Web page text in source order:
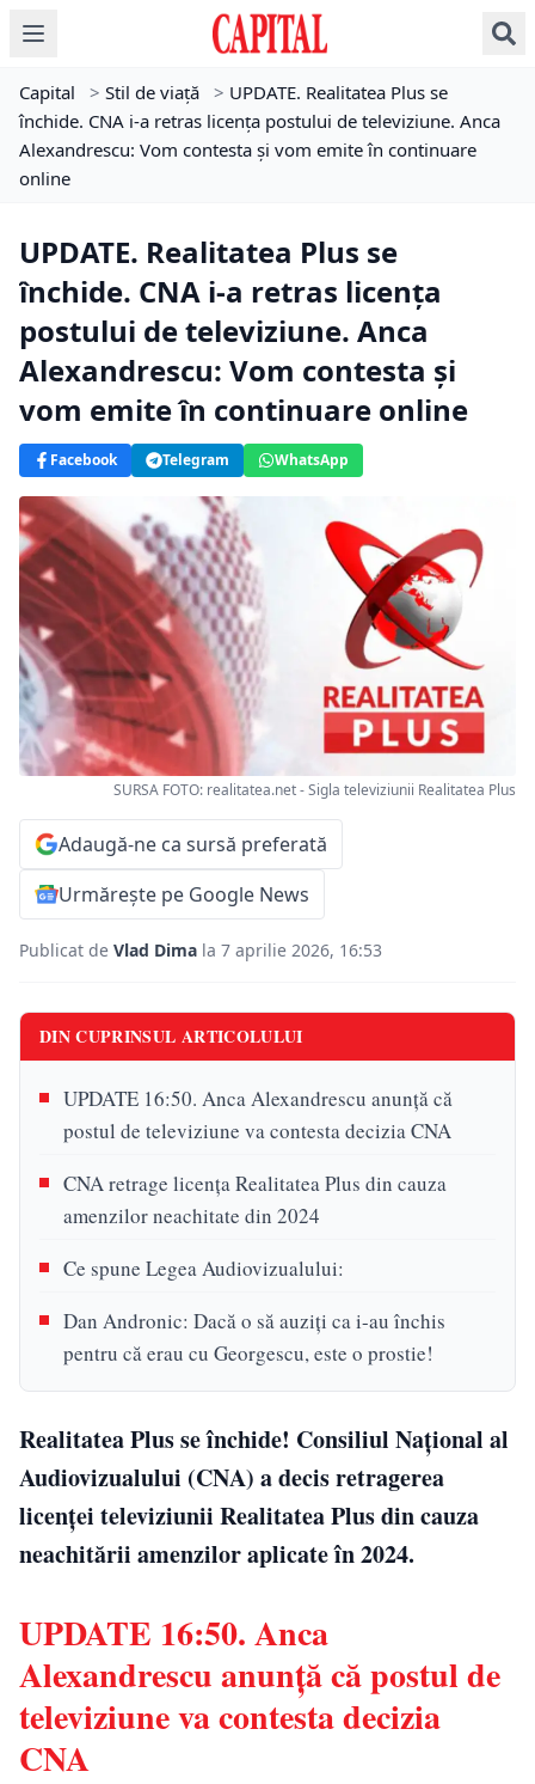
Capital > Stil de viață > UPDATE. Realitatea Plus se
închide. CNA i-a retras licența postului de televiziune. Anca
Alexandrescu: Vom contesta și vom emite în continuare
online
UPDATE. Realitatea Plus se
închide. CNA i-a retras licența
postului de televiziune. Anca
Alexandrescu: Vom contesta și
vom emite în continuare online
Facebook Telegram WhatsApp
SURSA FOTO: realitatea.net - Sigla televiziunii Realitatea Plus
Adaugă-ne ca sursă preferată
Urmărește pe Google News
Publicat de Vlad Dima la 7 aprilie 2026, 16:53
DIN CUPRINSUL ARTICOLULUI
UPDATE 16:50. Anca Alexandrescu anunță că
postul de televiziune va contesta decizia CNA
CNA retrage licența Realitatea Plus din cauza
amenzilor neachitate din 2024
Ce spune Legea Audiovizualului:
Dan Andronic: Dacă o să auziți ca i-au închis
pentru că erau cu Georgescu, este o prostie!
Realitatea Plus se închide! Consiliul Național al
Audiovizualului (CNA) a decis retragerea
licenței televiziunii Realitatea Plus din cauza
neachitării amenzilor aplicate în 2024.
UPDATE 16:50. Anca
Alexandrescu anunță că postul de
televiziune va contesta decizia
CNA